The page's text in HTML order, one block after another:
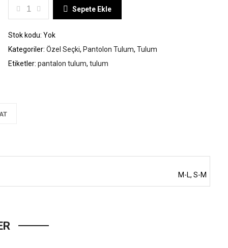
NOVA TULUM ADETSepete Ekle
Stok kodu:Yok
Kategoriler:Özel Seçki, Pantolon Tulum,Tulum
Etiketler:pantalon tulum,tulum
M-L, S-M